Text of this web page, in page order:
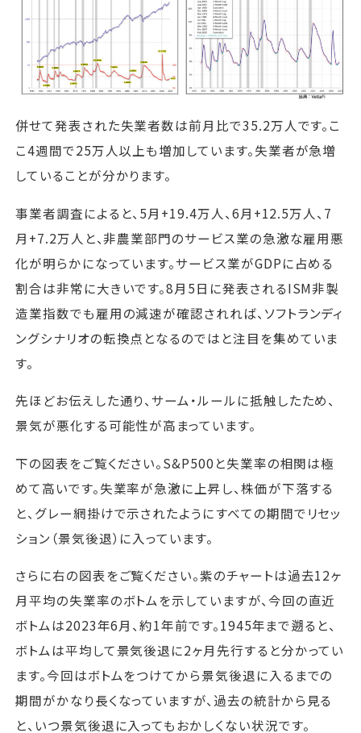
併せて発表された失業者数は前月比で35.2万人です。こ
こ4週間で25万人以上も増加しています。失業者が急増
していることが分かります。
事業者調査によると、5月+19.4万人、6月+12.5万人、7
月+7.2万人と、非農業部門のサービス業の急激な雇用悪
化が明らかになっています。サービス業がGDPに占める
割合は非常に大きいです。8月5日に発表されるISM非製
造業指数でも雇用の減速が確認されれば、ソフトランディ
ングシナリオの転換点となるのではと注目を集めていま
す。
先ほどお伝えした通り、サーム・ルールに抵触したため、
景気が悪化する可能性が高まっています。
下の図表をご覧ください。S&P500と失業率の相関は極
めて高いです。失業率が急激に上昇し、株価が下落する
と、グレー網掛けで示されたようにすべての期間でリセッ
ション（景気後退）に入っています。
さらに右の図表をご覧ください。紫のチャートは過去12ヶ
月平均の失業率のボトムを示していますが、今回の直近
ボトムは2023年6月、約1年前です。1945年まで遡ると、
ボトムは平均して景気後退に2ヶ月先行すると分かってい
ます。今回はボトムをつけてから景気後退に入るまでの
期間がかなり長くなっていますが、過去の統計から見る
と、いつ景気後退に入ってもおかしくない状況です。